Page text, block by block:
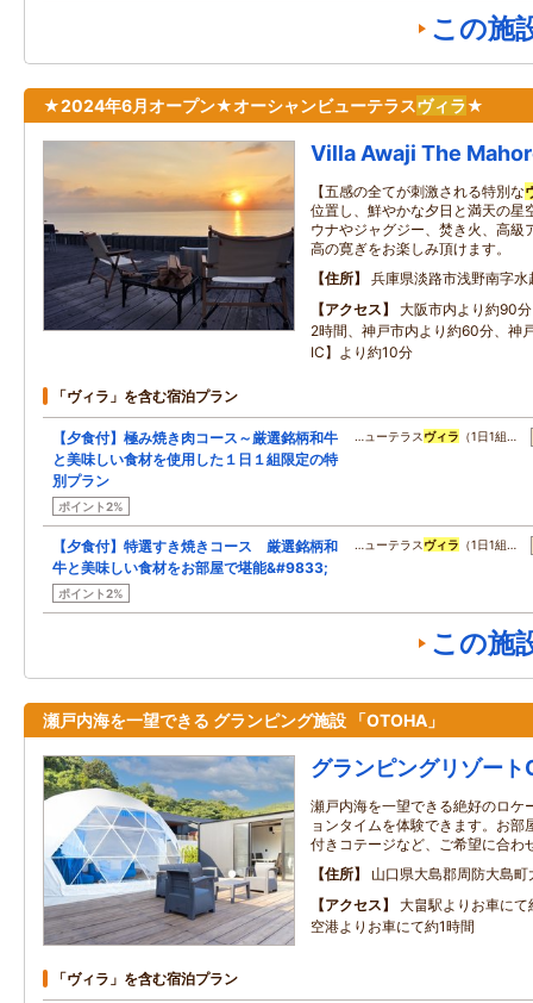
この施
★2024年6月オープン★オーシャンビューテラスヴィラ★
Villa Awaji The
【五感の全てが刺激される特別な
位置し、鮮やかな夕日と満天の星
ウナやジャグジー、焚き火、高級
高の寛ぎをお楽しみ頂けます。
住所
兵庫県淡路市浅野南字水
アクセス
大阪市内より約90
2時間、神戸市内より約60分、神
IC】より約10分
「ヴィラ」を含む宿泊プラン
【夕食付】極み焼き肉コース～厳選銘柄和牛
と美味しい食材を使用した１日１組限定の特
別プラン
ポイント2%
…ューテラス ヴィラ （1日1組…
【夕食付】特選すき焼きコース 厳選銘柄和
牛と美味しい食材をお部屋で堪能&#9833;
ポイント2%
…ューテラス ヴィラ （1日1組…
この施
瀬戸内海を一望できる グランピング施設 「OTOHA」
グランピングリゾート
瀬戸内海を一望できる絶好のロケ
ョンタイムを体験できます。お部
付きコテージなど、ご希望に合わ
住所
山口県大島郡周防大島町
アクセス
大畠駅よりお車に
空港よりお車にて約1時間
「ヴィラ」を含む宿泊プラン